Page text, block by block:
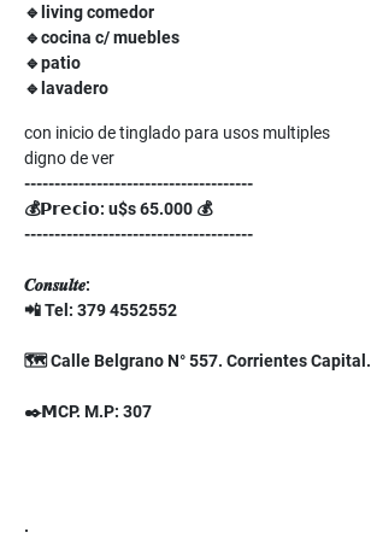
🔹 living comedor
🔹cocina c/ muebles
🔹patio
🔹 lavadero
con inicio de tinglado para usos multiples
digno de ver
--------------------------------------
💰𝗣𝗿𝗲𝗰𝗶𝗼: u$s 65.000 💰
--------------------------------------
𝑪𝒐𝒏𝒔𝒖𝒍𝒕𝒆:
📲Tel: 379 4552552
🗺Calle Belgrano N° 557. Corrientes Capital.
✒𝗠CP. M.P: 307
.